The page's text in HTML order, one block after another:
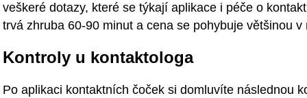
veškeré dotazy, které se týkají aplikace i péče o
trvá zhruba 60-90 minut a cena se pohybuje většinou
Kontroly u kontaktologa
Po aplikaci kontaktních čoček si domluvíte následnou